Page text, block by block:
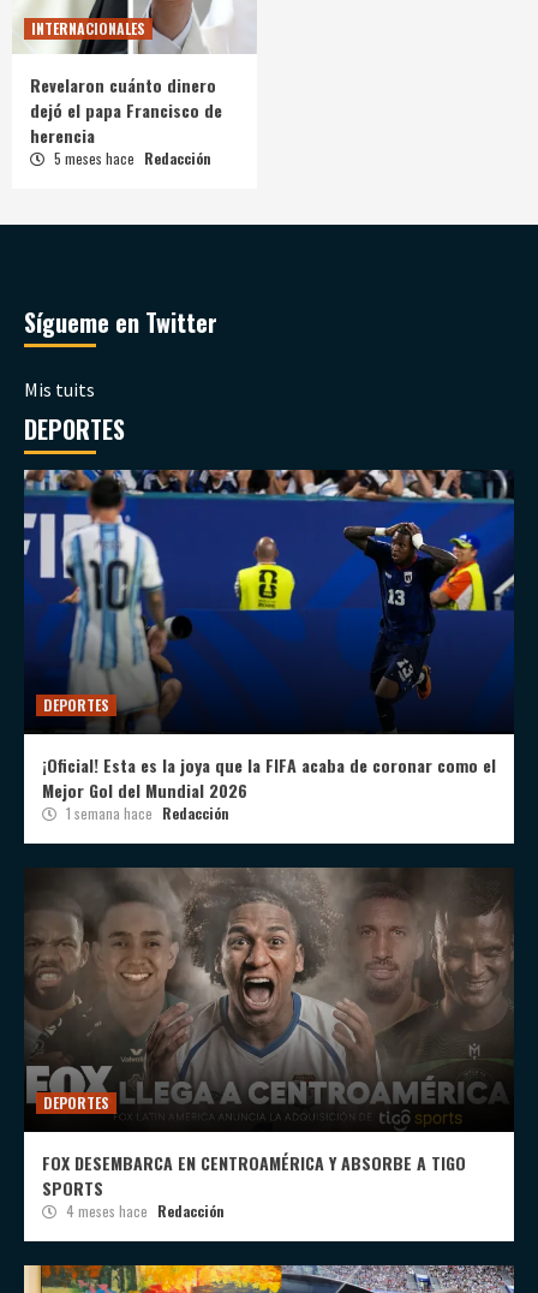
INTERNACIONALES
Revelaron cuánto dinero
dejó el papa Francisco de
herencia
5 meses hace Redacción
Sígueme en Twitter
Mis tuits
DEPORTES
DEPORTES
¡Oficial! Esta es la joya que la FIFA acaba de coronar como el
Mejor Gol del Mundial 2026
1 semana hace Redacción
DEPORTES
FOX DESEMBARCA EN CENTROAMÉRICA Y ABSORBE A TIGO
SPORTS
4 meses hace Redacción